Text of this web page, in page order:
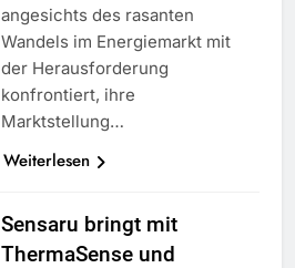
angesichts des rasanten
Wandels im Energiemarkt mit
der Herausforderung
konfrontiert, ihre
Marktstellung…
Weiterlesen
Sensaru bringt mit
ThermaSense und